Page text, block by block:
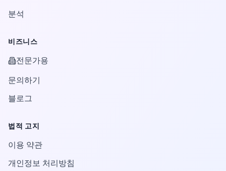
분석
비즈니스
전문가용
문의하기
블로그
법적 고지
이용 약관
개인정보 처리방침